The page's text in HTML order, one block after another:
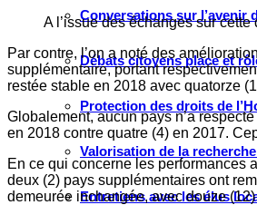
Conversations sur l’avenir
Débats citoyens place et
Protection des droits de
Valorisation de la
Entretiens avec les élus
A l’issue des échanges sur
Par contre, l’on a noté des
supplémentaire, portant
restée stable en 2018 avec quatorze
Globalement, aucun pays n’a
en 2018 contre quatre (4) en 2017.
En ce qui concerne les performances
deux (2) pays supplémentaires ont
demeurée inchangée, avec douze